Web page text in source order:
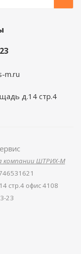
m.ru
д.14 стр.4
компании ШТРИХ-М
стр.4 офис 4108
23